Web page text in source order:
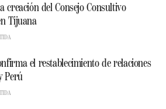
creación del Consejo Consultivo
Tijuana
el restablecimiento de relaciones
Perú